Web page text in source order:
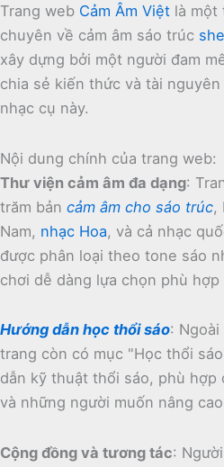
Trang web Cảm Âm Việt là một
chuyên về cảm âm sáo trúc
xây dựng bởi một người đam
chia sẻ kiến thức và tài
nhạc cụ này.
Nội dung chính của trang web:
Thư viện cảm âm đa dạng:
trăm bản cảm âm cho sáo trúc,
Nam, nhạc Hoa, và cả nhạc
được phân loại theo tone sáo
chơi dễ dàng lựa chọn phù
Hướng dẫn học thổi sáo: Ngoài
trang còn có mục "Học thổi
dẫn kỹ thuật thổi sáo, phù hợp
và những người muốn nâng
Cộng đồng và tương tác: